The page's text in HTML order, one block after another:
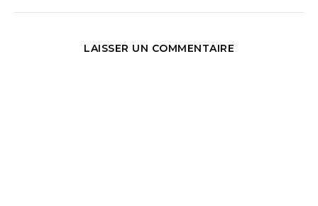
LAISSER UN COMMENTAIRE